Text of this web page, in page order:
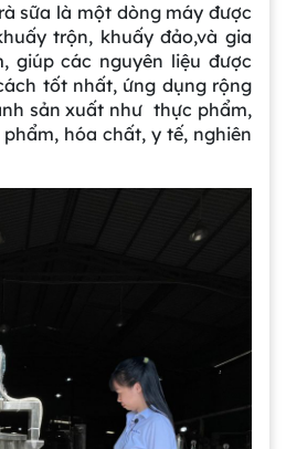
sữa là một dòng máy được
trộn, khuấy đảo,và gia
giúp các nguyên liệu được
tốt nhất, ứng dụng rộng
sản xuất như thực phẩm,
hóa chất, y tế, nghiên